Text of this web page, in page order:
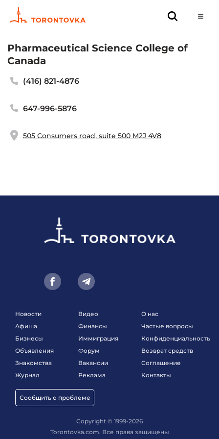
Pharmaceutical Science College of
Canada
(416) 821-4876
647-996-5876
505 Consumers road, suite 500 M2J 4V8
Новости
Афиша
Бизнесы
Объявления
Знакомства
Журнал
Сообщить о проблеме
Видео
Финансы
Иммиграция
Форум
Вакансии
Реклама
О нас
Частые вопросы
Конфиденциальность
Возврат средств
Соглашение
Контакты
Copyright © 1999-2026
Torontovka.com, Все права защищены